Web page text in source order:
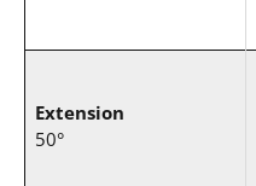
Extension
50°